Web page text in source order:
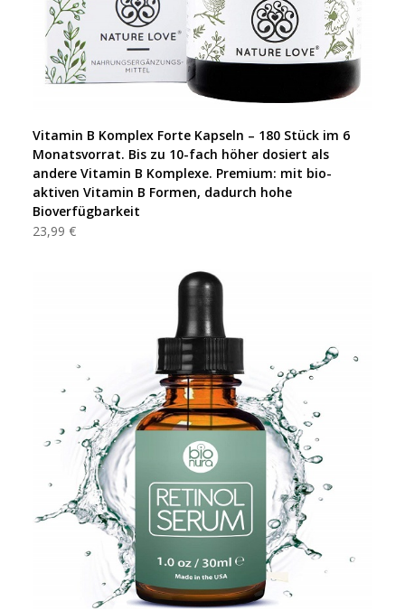
Vitamin B Komplex Forte Kapseln – 180 Stück im 6
Monatsvorrat. Bis zu 10-fach höher dosiert als
andere Vitamin B Komplexe. Premium: mit bio-
aktiven Vitamin B Formen, dadurch hohe
Bioverfügbarkeit
23,99 €